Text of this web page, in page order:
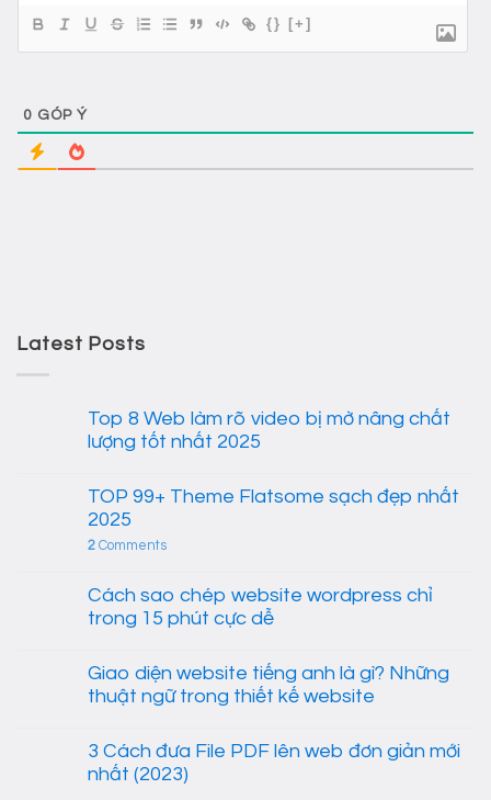
{} [+]
0 GÓP Ý
Latest Posts
Top 8 Web làm rõ video bị mờ nâng chất
lượng tốt nhất 2025
TOP 99+ Theme Flatsome sạch đẹp nhất
2025
2 Comments
Cách sao chép website wordpress chỉ
trong 15 phút cực dễ
Giao diện website tiếng anh là gì? Những
thuật ngữ trong thiết kế website
3 Cách đưa File PDF lên web đơn giản mới
nhất (2023)